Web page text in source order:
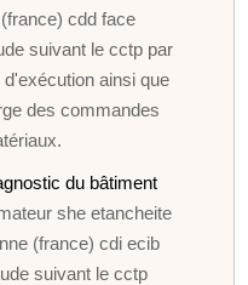
cdd face
suivant le cctp par
ainsi que
des commandes
du bâtiment
she etancheite
(france) cdi ecib
suivant le cctp